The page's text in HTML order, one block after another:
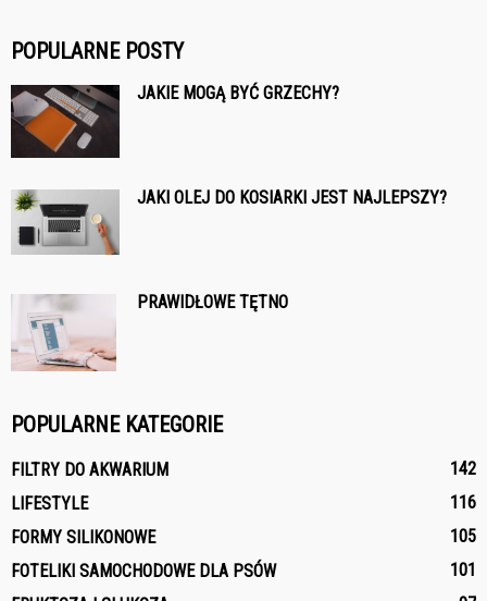
POPULARNE POSTY
JAKIE MOGĄ BYĆ GRZECHY?
JAKI OLEJ DO KOSIARKI JEST NAJLEPSZY?
PRAWIDŁOWE TĘTNO
POPULARNE KATEGORIE
FILTRY DO AKWARIUM
142
LIFESTYLE
116
FORMY SILIKONOWE
105
FOTELIKI SAMOCHODOWE DLA PSÓW
101